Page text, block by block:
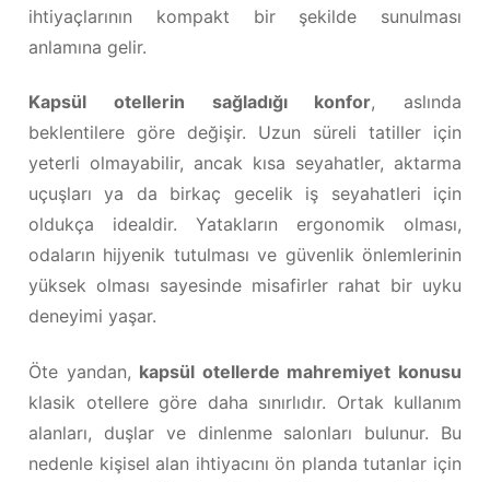
ihtiyaçlarının kompakt bir şekilde sunulması
anlamına gelir.
Kapsül otellerin sağladığı konfor, aslında
beklentilere göre değişir. Uzun süreli tatiller için
yeterli olmayabilir, ancak kısa seyahatler, aktarma
uçuşları ya da birkaç gecelik iş seyahatleri için
oldukça idealdir. Yatakların ergonomik olması,
odaların hijyenik tutulması ve güvenlik önlemlerinin
yüksek olması sayesinde misafirler rahat bir uyku
deneyimi yaşar.
Öte yandan, kapsül otellerde mahremiyet konusu
klasik otellere göre daha sınırlıdır. Ortak kullanım
alanları, duşlar ve dinlenme salonları bulunur. Bu
nedenle kişisel alan ihtiyacını ön planda tutanlar için